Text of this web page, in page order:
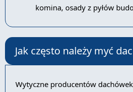
komina, osady z pyłów
Jak często należy myć
Wytyczne producentów